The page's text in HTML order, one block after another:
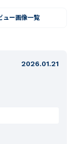
ュー画像一覧
2026.01.21